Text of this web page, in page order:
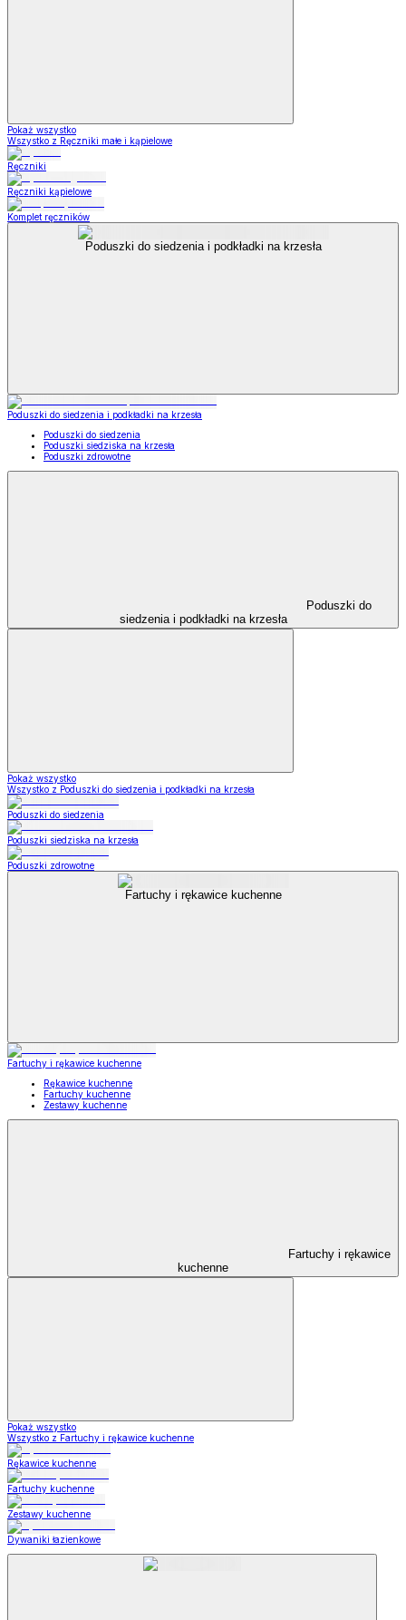
Pokaż wszystko
Wszystko z Ręczniki małe i kąpielowe
Ręczniki
Ręczniki kąpielowe
Komplet ręczników
Poduszki do siedzenia i podkładki na krzesła
Poduszki do siedzenia i podkładki na krzesła
Poduszki do siedzenia
Poduszki siedziska na krzesła
Poduszki zdrowotne
Poduszki do
siedzenia i podkładki na krzesła
Pokaż wszystko
Wszystko z Poduszki do siedzenia i podkładki na krzesła
Poduszki do siedzenia
Poduszki siedziska na krzesła
Poduszki zdrowotne
Fartuchy i rękawice kuchenne
Fartuchy i rękawice kuchenne
Rękawice kuchenne
Fartuchy kuchenne
Zestawy kuchenne
Fartuchy i rękawice
kuchenne
Pokaż wszystko
Wszystko z Fartuchy i rękawice kuchenne
Rękawice kuchenne
Fartuchy kuchenne
Zestawy kuchenne
Dywaniki łazienkowe